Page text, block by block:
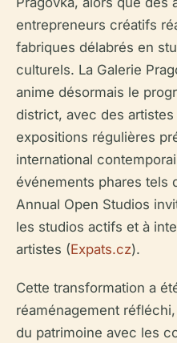
entrepreneurs créatifs
fabriques délabrés en
culturels. La Galerie
anime désormais le
district, avec des
expositions régulières
international
événements phares tels
Annual Open Studios
les studios actifs et à
artistes (Expats.cz).
Cette transformation a
réaménagement
du patrimoine avec les